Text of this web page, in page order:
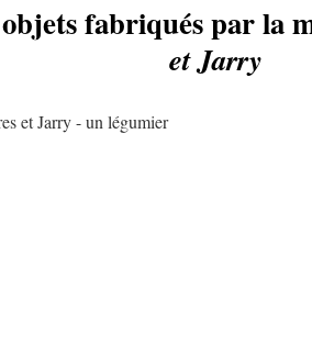
fabriqués par la
et Jarry
et Jarry - un légumier